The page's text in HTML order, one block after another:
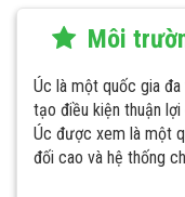
Môi
Úc là một quốc gia
tạo điều kiện thuận
Úc được xem là một
đối cao và hệ thống